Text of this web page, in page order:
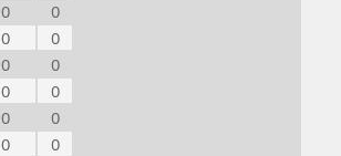
0
0
0
0
0
0
0
0
0
0
0
0